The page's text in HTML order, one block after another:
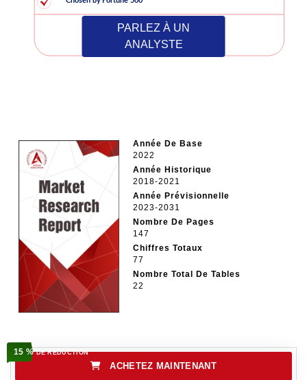
PARLEZ À UN
ANALYSTE
Année De Base
2022
Année Historique
2018-2021
Année Prévisionnelle
2023-2031
Nombre De Pages
147
Chiffres Totaux
77
Nombre Total De Tables
22
15 %DE RÉDUCTION
ACHETEZ MAINTENANT